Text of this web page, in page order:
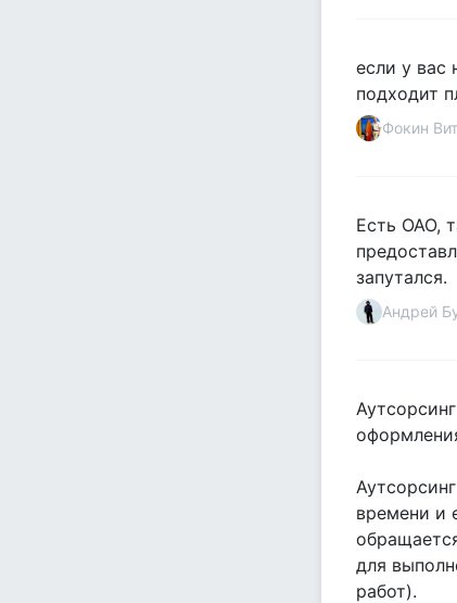
если у вас
подходит
Фокин
Есть ОАО,
запутался.
Андрей
времени и
для
работ).